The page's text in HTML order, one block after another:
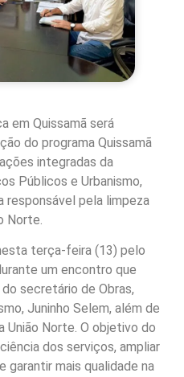
em Quissamã será
do programa Quissamã
integradas da
Públicos e Urbanismo,
responsável pela limpeza
Norte.
terça-feira (13) pelo
um encontro que
secretário de Obras,
Juninho Selem, além de
União Norte. O objetivo do
dos serviços, ampliar
garantir mais qualidade na